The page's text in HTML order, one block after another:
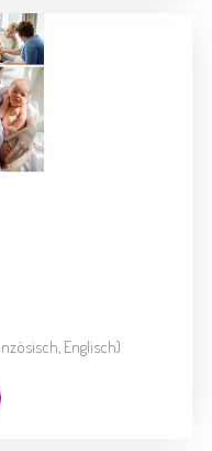
Englisch)